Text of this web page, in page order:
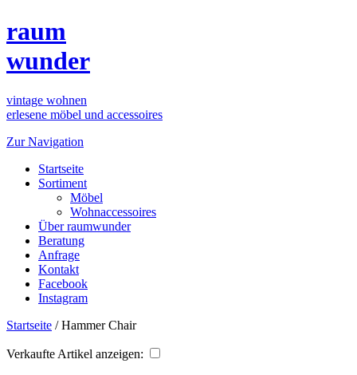
raum
wunder
vintage wohnen
erlesene möbel und accessoires
Zur Navigation
Startseite
Sortiment
Möbel
Wohnaccessoires
Über raumwunder
Beratung
Anfrage
Kontakt
Facebook
Instagram
Startseite /Hammer Chair
Verkaufte Artikel anzeigen: